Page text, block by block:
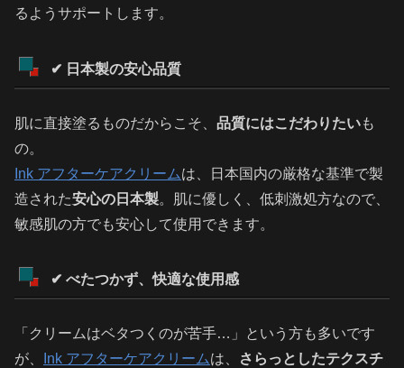
るようサポートします。
✔ 日本製の安心品質
肌に直接塗るものだからこそ、 品質にはこだわりたいも
の。
Ink アフターケアクリームは、日本国内の厳格な基準で製
造された安心の日本製。肌に優しく、低刺激処方なので、
敏感肌の方でも安心して使用できます。
✔ べたつかず、快適な使用感
「クリームはベタつくのが苦手…」という方も多いです
が、
Ink アフターケアクリームは、
さらっとしたテクスチ